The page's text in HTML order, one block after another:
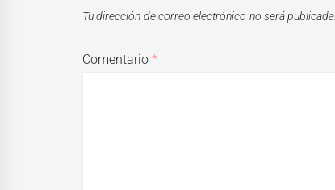
Tu dirección de correo electrónico no será publicada.
Comentario*